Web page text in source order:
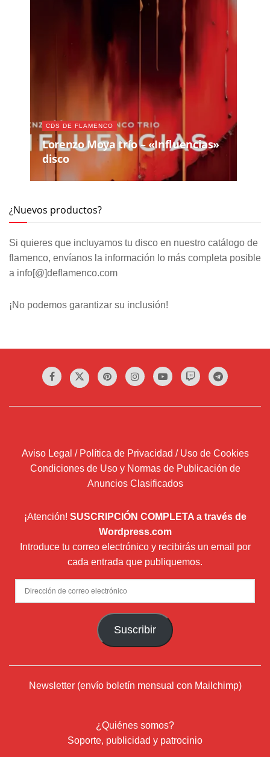
CDS DE FLAMENCO
Lorenzo Moya trío – «Influencias»
disco
¿Nuevos productos?
Si quieres que incluyamos tu disco en nuestro catálogo de
flamenco, envíanos la información lo más completa posible
a info[@]deflamenco.com
¡No podemos garantizar su inclusión!
Aviso Legal / Política de Privacidad / Uso de Cookies
Condiciones de Uso y Normas de Publicación de
Anuncios Clasificados
¡Atención! SUSCRIPCIÓN COMPLETA a través de
Wordpress.com
Introduce tu correo electrónico y recibirás un email por
cada entrada que publiquemos.
Dirección
de
Suscribir
Newsletter (envío boletín mensual con Mailchimp)
¿Quiénes somos?
Soporte, publicidad y patrocinio